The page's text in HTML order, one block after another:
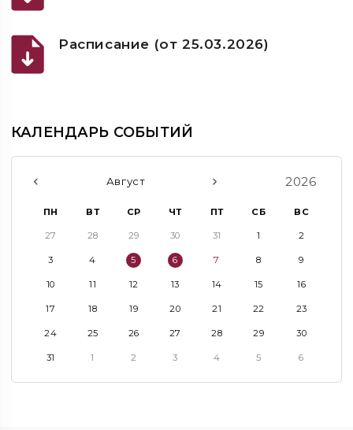
Расписание (от 25.03.2026)
КАЛЕНДАРЬ СОБЫТИЙ
Август 2026
ПН ВТ СР ЧТ ПТ СБ ВС
27 28 29 30 31 1 2
3 4 5 6 7 8 9
10 11 12 13 14 15 16
17 18 19 20 21 22 23
24 25 26 27 28 29 30
31 1 2 3 4 5 6